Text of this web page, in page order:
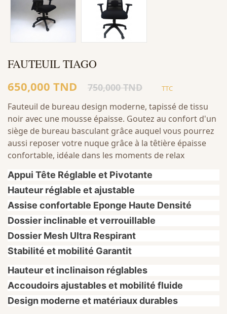
FAUTEUIL TIAGO
650,000 TND 750,000 TND TTC
Fauteuil de bureau design moderne, tapissé de tissu
noir avec une mousse épaisse. Goutez au confort d'un
siège de bureau basculant grâce auquel vous pourrez
aussi reposer votre nuque grâce à la têtière épaisse
confortable, idéale dans les moments de relax
Appui Tête Réglable et Pivotante
Hauteur réglable et ajustable
Assise confortable Eponge Haute Densité
Dossier inclinable et verrouillable
Dossier Mesh Ultra Respirant
Stabilité et mobilité Garantit
Hauteur et inclinaison réglables
Accoudoirs ajustables et mobilité fluide
Design moderne et matériaux durables